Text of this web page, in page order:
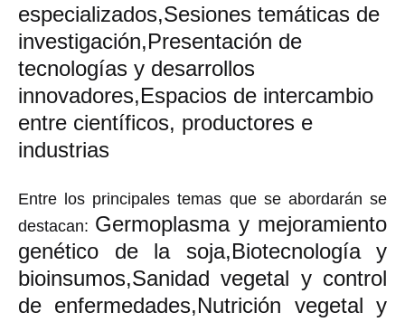
especializados,Sesiones temáticas de
investigación,Presentación de
tecnologías y desarrollos
innovadores,Espacios de intercambio
entre científicos, productores e
industrias
Entre los principales temas que se abordarán se
destacan: Germoplasma y mejoramiento
genético de la soja,Biotecnología y
bioinsumos,Sanidad vegetal y control
de enfermedades,Nutrición vegetal y